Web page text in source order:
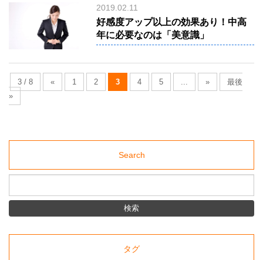
2019.02.11
好感度アップ以上の効果あり！中高
年に必要なのは「美意識」
3 / 8 « 1 2 3 4 5 ... »
最後
»
Search
タグ